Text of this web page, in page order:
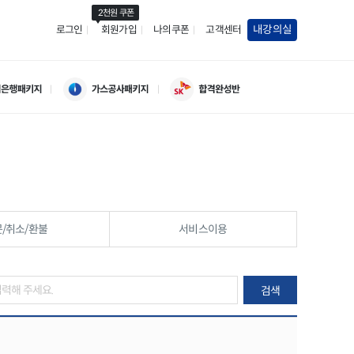
로그인 회원가입
2천원 쿠폰
나의쿠폰 고객센터 내강의실
/취소/환불 서비스이용
검색